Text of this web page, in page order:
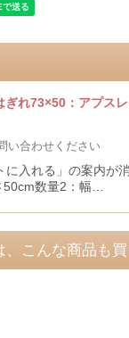
ぎれ73×50：アプスレ
い合わせください
に入れる」の案内が
数量2：幅…
、こんな商品も